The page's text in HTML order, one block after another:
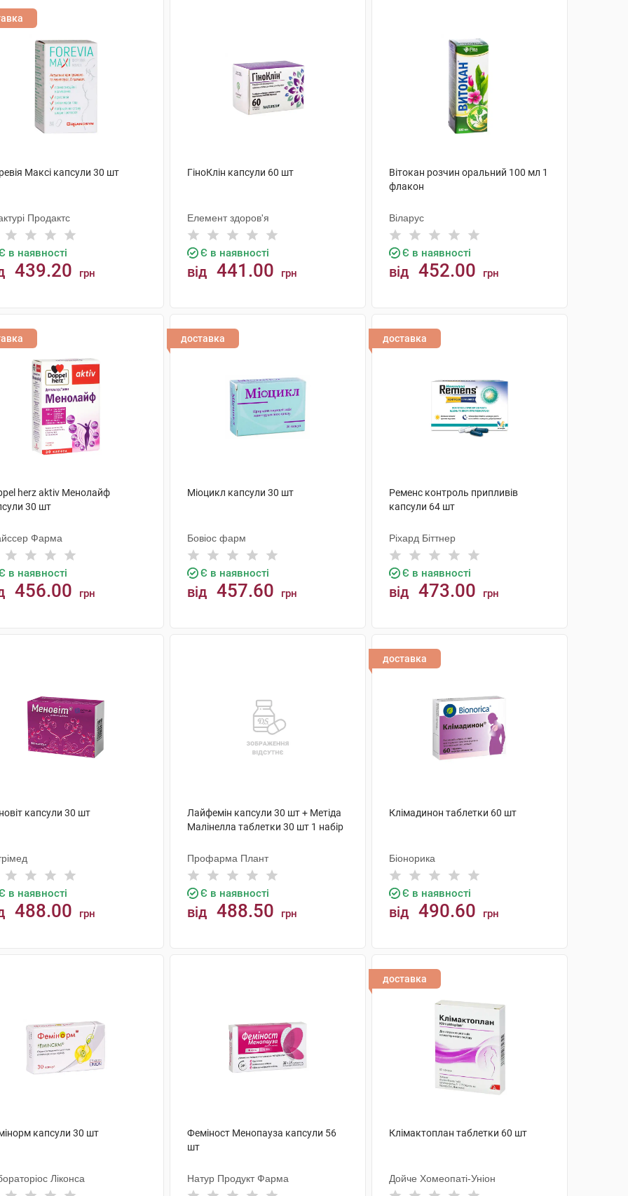
Максі капсули 30 шт
Продактс
в наявності
439.20 грн
ГіноКлін капсули 60 шт
Елемент здоров'я
Є в наявності
від 441.00 грн
Вітокан розчин оральний 100 мл 1
флакон
Віларус
Є в наявності
від 452.00 грн
herz aktiv Менолайф
30 шт
Фарма
в наявності
456.00 грн
доставка
Міоцикл капсули 30 шт
Бовіос фарм
Є в наявності
від 457.60 грн
доставка
Ременс контроль припливів
капсули 64 шт
Ріхард Біттнер
Є в наявності
від 473.00 грн
капсули 30 шт
в наявності
488.00 грн
Лайфемін капсули 30 шт + Метіда
Малінелла таблетки 30 шт 1 набір
Профарма Плант
Є в наявності
від 488.50 грн
доставка
Клімадинон таблетки 60 шт
Біонорика
Є в наявності
від 490.60 грн
капсули 30 шт
Ліконса
Феміност Менопауза капсули 56
шт
Натур Продукт Фарма
доставка
Клімактоплан таблетки 60 шт
Дойче Хомеопаті-Уніон